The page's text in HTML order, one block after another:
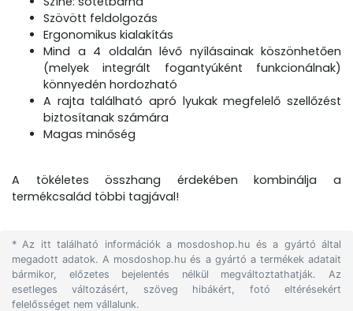
Szövött feldolgozás
Ergonomikus kialakítás
Mind a 4 oldalán lévő nyílásainak köszönhetően
(melyek integrált fogantyúként funkcionálnak)
könnyedén hordozható
A rajta található apró lyukak megfelelő szellőzést
biztosítanak számára
Magas minőség
A tökéletes összhang érdekében kombinálja a
termékcsalád többi tagjával!
* Az itt található információk a mosdoshop.hu és a gyártó által
megadott adatok. A mosdoshop.hu és a gyártó a termékek adatait
bármikor, előzetes bejelentés nélkül megváltoztathatják. Az
esetleges változásért, szöveg hibákért, fotó eltérésekért
felelősséget nem vállalunk.